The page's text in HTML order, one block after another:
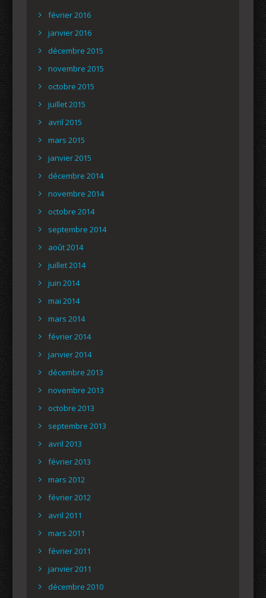
février 2016
janvier 2016
décembre 2015
novembre 2015
octobre 2015
juillet 2015
avril 2015
mars 2015
janvier 2015
décembre 2014
novembre 2014
octobre 2014
septembre 2014
août 2014
juillet 2014
juin 2014
mai 2014
mars 2014
février 2014
janvier 2014
décembre 2013
novembre 2013
octobre 2013
septembre 2013
avril 2013
février 2013
mars 2012
février 2012
avril 2011
mars 2011
février 2011
janvier 2011
décembre 2010